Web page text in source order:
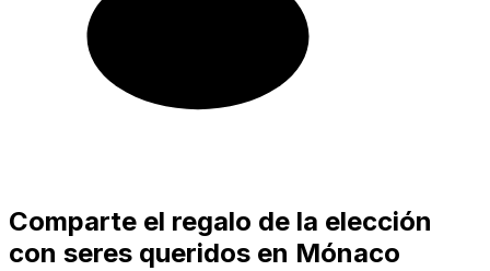
Comparte el regalo de la elección
con seres queridos en Mónaco